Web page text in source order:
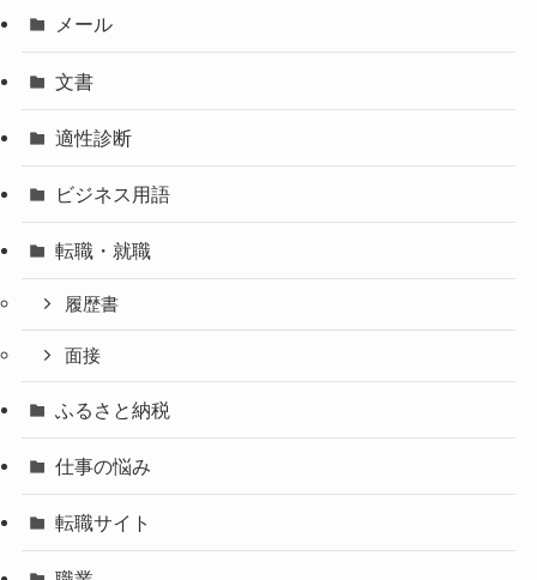
メール
文書
適性診断
ビジネス用語
転職・就職
履歴書
面接
ふるさと納税
仕事の悩み
転職サイト